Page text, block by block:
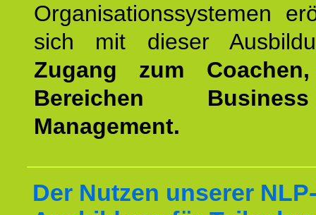
Organisationssystemen
sich mit dieser
Zugang zum
Bereichen
Management.
Der Nutzen unserer